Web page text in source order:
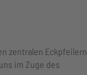
zentralen Eckpfeilern
im Zuge des